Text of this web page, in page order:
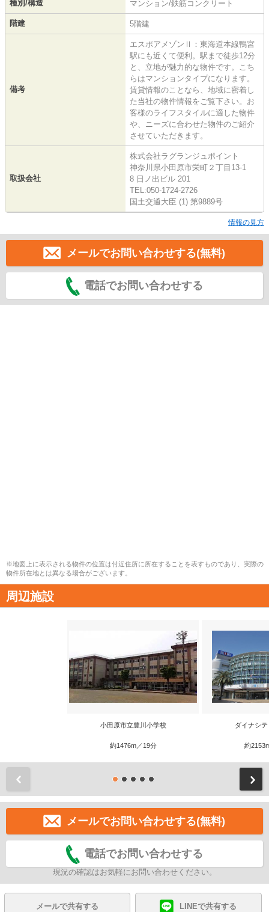
種別/構造 マンション/鉄筋コンクリート
階建 5階建
備考
エスポアメゾンⅡ：東海道本線鴨宮
駅にも近くて便利。駅まで徒歩12分
と、立地が魅力的な物件です。こち
らはマンションタイプになります。
賃貸情報のことなら、地域に密着し
た当社の物件情報をご覧下さい。お
客様のライフスタイルに適した物件
や、ニーズに合わせた物件のご紹介
させていただきます。
取扱会社
株式会社ラグランジュポイント
神奈川県小田原市栄町２丁目13-1
8 日ノ出ビル 201
TEL:050-1724-2726
国土交通大臣 (1) 第9889号
情報の見方
メールでお問い合わせする(無料)
電話でお問い合わせする
※地図上に表示される物件の位置は付近住所に所在することを表すものであり、実際の
物件所在地とは異なる場合がございます。
周辺施設
小田原市立豊川小学校
約1476m／19分
ダイナシ
約
メールでお問い合わせする(無料)
電話でお問い合わせする
現況の確認はお気軽にお問い合わせください。
メールで共有する LINEで共有する